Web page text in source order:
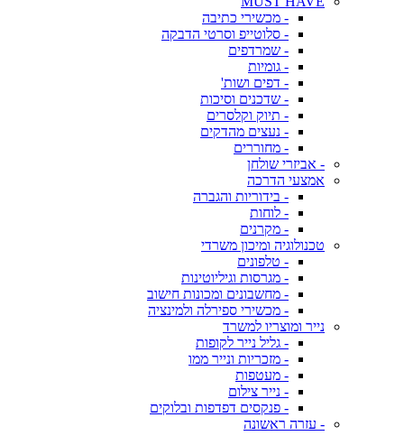
- מכשירי כתיבה
- סלוטייפ וסרטי הדבקה
- שמרדפים
- גומיות
- דפים ושות'
- שדכנים וסיכות
- תיוק וקלסרים
- נעצים מהדקים
- מחוררים
- אביזרי שולחן
אמצעי הדרכה
- בידוריות והגברה
- לוחות
- מקרנים
טכנולוגיה ומיכון משרדי
- טלפונים
- מגרסות וגיליוטינות
- מחשבונים ומכונות חישוב
- מכשירי ספירלה ולמינציה
נייר ומוצריו למשרד
- גליל נייר לקופות
- מזכריות ונייר ממו
- מעטפות
- נייר צילום
- פנקסים דפדפות ובלוקים
- עזרה ראשונה